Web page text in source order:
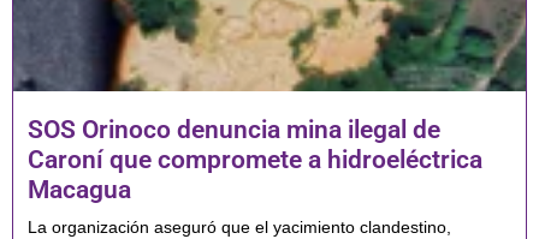
SOS Orinoco denuncia mina ilegal de
Caroní que compromete a hidroeléctrica
Macagua
La organización aseguró que el yacimiento clandestino,